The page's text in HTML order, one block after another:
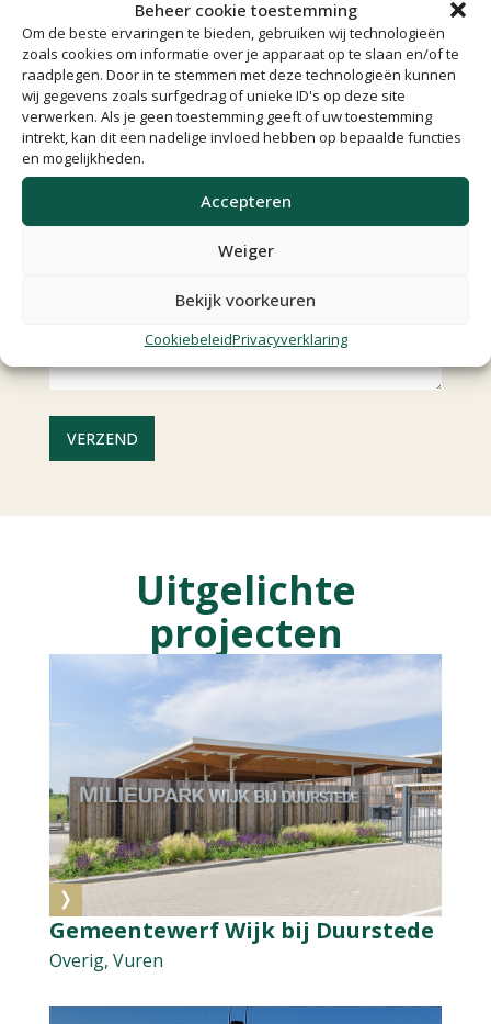
Beheer cookie toestemming
Om de beste ervaringen te bieden, gebruiken wij technologieën
zoals cookies om informatie over je apparaat op te slaan en/of te
raadplegen. Door in te stemmen met deze technologieën kunnen
wij gegevens zoals surfgedrag of unieke ID's op deze site
verwerken. Als je geen toestemming geeft of uw toestemming
intrekt, kan dit een nadelige invloed hebben op bepaalde functies
en mogelijkheden.
Accepteren
Weiger
Bekijk voorkeuren
CookiebeleidPrivacyverklaring
Stel een vraag
Uitgelichte
projecten
Gemeentewerf Wijk bij Duurstede
Overig, Vuren